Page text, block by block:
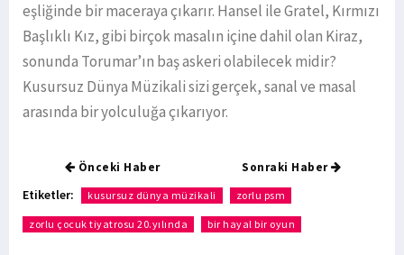
eşliğinde bir maceraya çıkarır. Hansel ile Gratel, Kırmızı
Başlıklı Kız, gibi birçok masalın içine dahil olan Kiraz,
sonunda Torumar’ın baş askeri olabilecek midir?
Kusursuz Dünya Müzikali sizi gerçek, sanal ve masal
arasında bir yolculuğa çıkarıyor.
Önceki Haber Sonraki Haber
Etiketler: kusursuz dünya müzikali zorlu psm
zorlu çocuk tiyatrosu 20.yılında bir hayal bir oyun